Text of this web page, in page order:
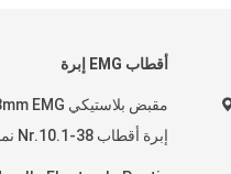
أقطاب EMG إبرة
إبرة أقطاب Nr.10.1-38 نموذج